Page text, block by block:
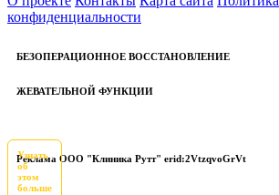
конфиденциальности
БЕЗОПЕРАЦИОННОЕ ВОССТАНОВЛЕНИЕ
ЖЕВАТЕЛЬНОЙ ФУНКЦИИ
Реклама ООО "Клиника Рутт" erid:2VtzqvoGrVt
Узнать
об
этом
больше